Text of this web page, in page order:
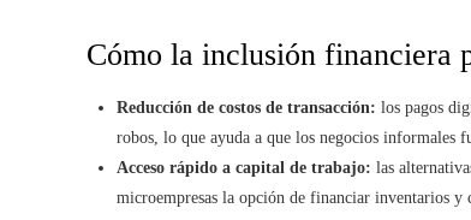
Cómo la inclusión financiera
Reducción de costos de transacción: los pagos
robos, lo que ayuda a que los negocios informales
Acceso rápido a capital de trabajo: las
microempresas la opción de financiar inventarios